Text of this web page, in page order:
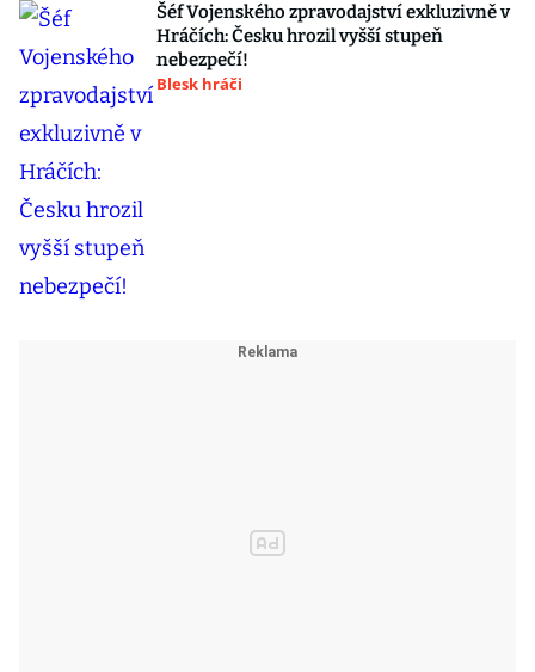
Šéf Vojenského zpravodajství exkluzivně v
Hráčích: Česku hrozil vyšší stupeň
nebezpečí!
Blesk hráči